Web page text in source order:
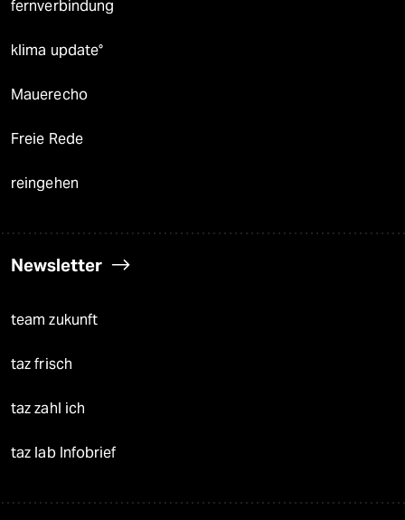
fernverbindung
klima update°
Mauerecho
Freie Rede
reingehen
Newsletter
team zukunft
taz frisch
taz zahl ich
taz lab Infobrief